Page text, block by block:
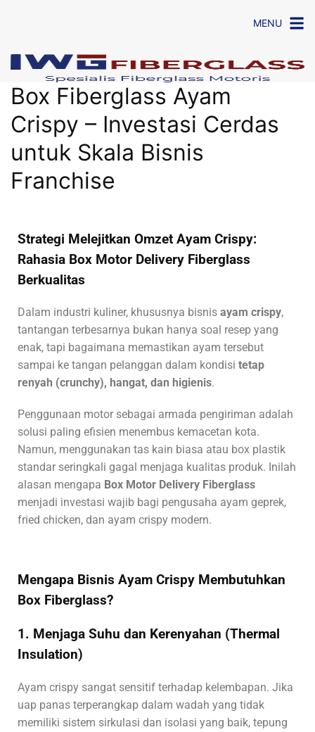
MENU
Box Fiberglass Ayam
Crispy – Investasi Cerdas
untuk Skala Bisnis
Franchise
Strategi Melejitkan Omzet Ayam Crispy:
Rahasia Box Motor Delivery Fiberglass
Berkualitas
Dalam industri kuliner, khususnya bisnis ayam crispy,
tantangan terbesarnya bukan hanya soal resep yang
enak, tapi bagaimana memastikan ayam tersebut
sampai ke tangan pelanggan dalam kondisi tetap
renyah (crunchy), hangat, dan higienis.
Penggunaan motor sebagai armada pengiriman adalah
solusi paling efisien menembus kemacetan kota.
Namun, menggunakan tas kain biasa atau box plastik
standar seringkali gagal menjaga kualitas produk. Inilah
alasan mengapa Box Motor Delivery Fiberglass
menjadi investasi wajib bagi pengusaha ayam geprek,
fried chicken, dan ayam crispy modern.
Mengapa Bisnis Ayam Crispy Membutuhkan
Box Fiberglass?
1. Menjaga Suhu dan Kerenyahan (Thermal
Insulation)
Ayam crispy sangat sensitif terhadap kelembapan. Jika
uap panas terperangkap dalam wadah yang tidak
memiliki sistem sirkulasi dan isolasi yang baik, tepung